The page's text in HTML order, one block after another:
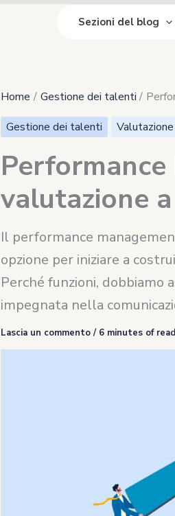
Sezioni del blog
Home Gestione dei talenti
Gestione dei talenti
valutazione
Il performance
opzione per iniziare a
Perché funzioni, dobbiamo
impegnata nella
Lascia un commento / 6 minutes of